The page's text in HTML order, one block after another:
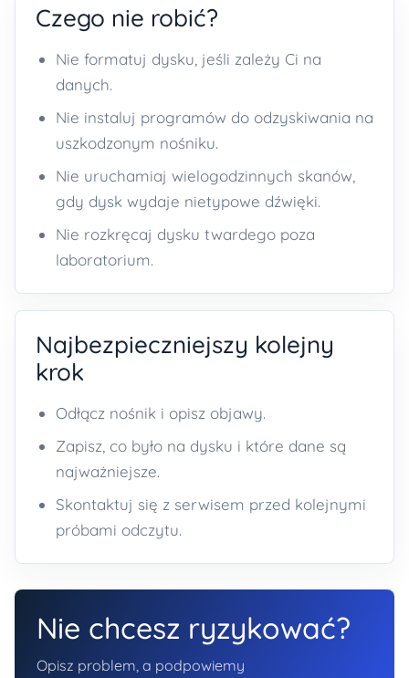
Czego nie robić?
Nie formatuj dysku, jeśli zależy Ci na
danych.
Nie instaluj programów do odzyskiwania na
uszkodzonym nośniku.
Nie uruchamiaj wielogodzinnych skanów,
gdy dysk wydaje nietypowe dźwięki.
Nie rozkręcaj dysku twardego poza
laboratorium.
Najbezpieczniejszy kolejny
krok
Odłącz nośnik i opisz objawy.
Zapisz, co było na dysku i które dane są
najważniejsze.
Skontaktuj się z serwisem przed kolejnymi
próbami odczytu.
Nie chcesz ryzykować?
Opisz problem, a podpowiemy